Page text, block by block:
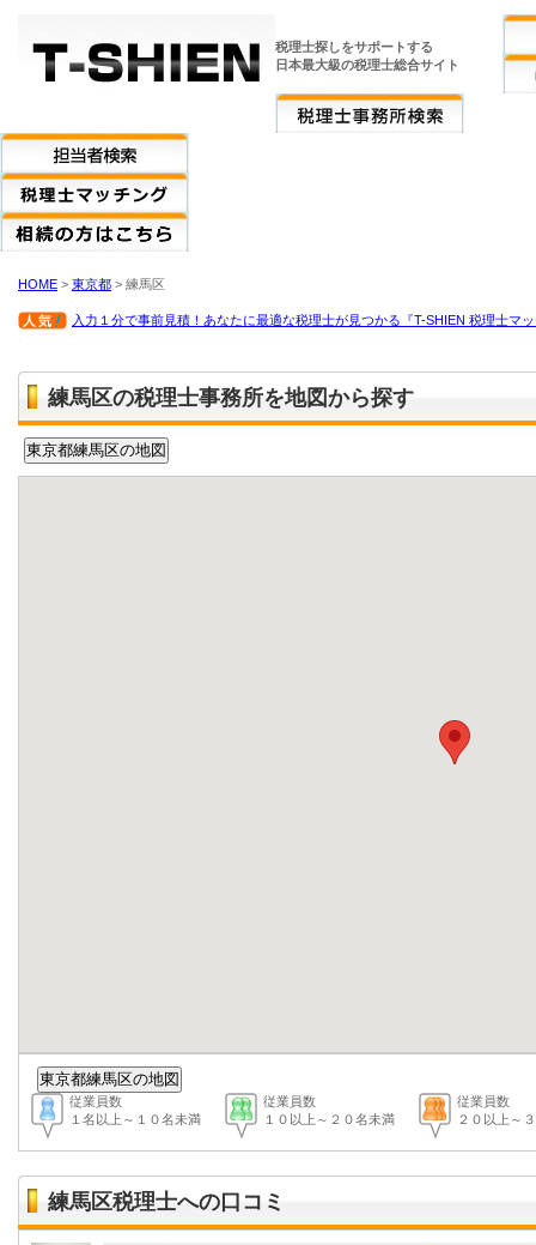
税理士探しをサポートする
日本最大級の税理士総合サイト
HOME > 東京都 > 練馬区
入力１分で事前見積！あなたに最適な税理士が見つかる『T-SHIEN 税理士マ
練馬区の税理士事務所を地図から探す
従業員数
１名以上～１０名未満
従業員数
１０以上～２０名未満
従業員数
２０以上～
練馬区税理士への口コミ